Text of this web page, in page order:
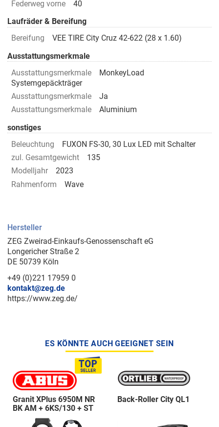
Federweg vorne
40
Laufräder & Bereifung
Bereifung
VEE TIRE City Cruz 42-622 (28 x 1.60)
Ausstattungsmerkmale
Ausstattungsmerkmale
MonkeyLoad
Systemgepäckträger
Ausstattungsmerkmale
Ja
Ausstattungsmerkmale
Aluminium
sonstiges
Beleuchtung
FUXON FS-30, 30 Lux LED mit Schalter
zul. Gesamtgewicht
135
Modelljahr
2023
Rahmenform
Wave
Hersteller
ZEG Zweirad-Einkaufs-Genossenschaft eG
Longericher Straße 2
DE 50739 Köln
+49 (0)221 17959 0
kontakt@zeg.de
https://www.zeg.de/
ES KÖNNTE AUCH GEEIGNET SEIN
Granit XPlus 6950M NR
BK AM + 6KS/130 + ST
Back-Roller City QL1